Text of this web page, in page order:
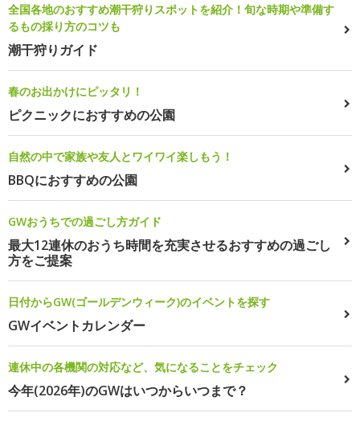
全国各地のおすすめ潮干狩りスポットを紹介！旬な時期や準備す
るもの採り方のコツも
潮干狩りガイド
春のお出かけにピッタリ！
ピクニックにおすすめの公園
自然の中で家族や友人とワイワイ楽しもう！
BBQにおすすめの公園
GWおうちでの過ごし方ガイド
最大12連休のおうち時間を充実させるおすすめの過ごし
方をご提案
日付からGW(ゴールデンウィーク)のイベントを探す
GWイベントカレンダー
連休中の各機関の対応など、気になることをチェック
今年(2026年)のGWはいつからいつまで？